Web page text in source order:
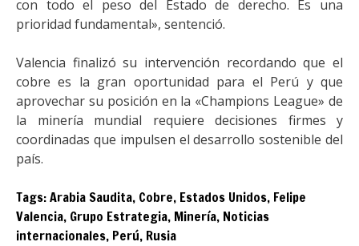
con todo el peso del Estado de derecho. Es una
prioridad fundamental», sentenció.
Valencia finalizó su intervención recordando que el
cobre es la gran oportunidad para el Perú y que
aprovechar su posición en la «Champions League» de
la minería mundial requiere decisiones firmes y
coordinadas que impulsen el desarrollo sostenible del
país.
Tags:Arabia Saudita, Cobre, Estados Unidos, Felipe
Valencia, Grupo Estrategia, Minería, Noticias
internacionales, Perú, Rusia